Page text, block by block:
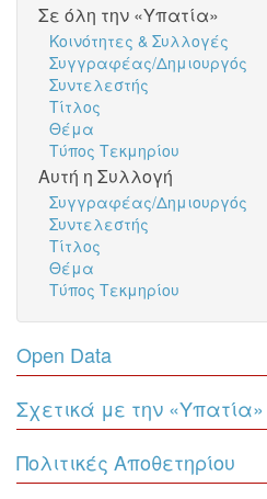
Σε όλη την «Υπατία»
Κοινότητες & Συλλογές
Συγγραφέας/Δημιουργός
Συντελεστής
Τίτλος
Θέμα
Τύπος Τεκμηρίου
Αυτή η Συλλογή
Συγγραφέας/Δημιουργός
Συντελεστής
Τίτλος
Θέμα
Τύπος Τεκμηρίου
Open Data
Σχετικά με την «Υπατία»
Πολιτικές Αποθετηρίου